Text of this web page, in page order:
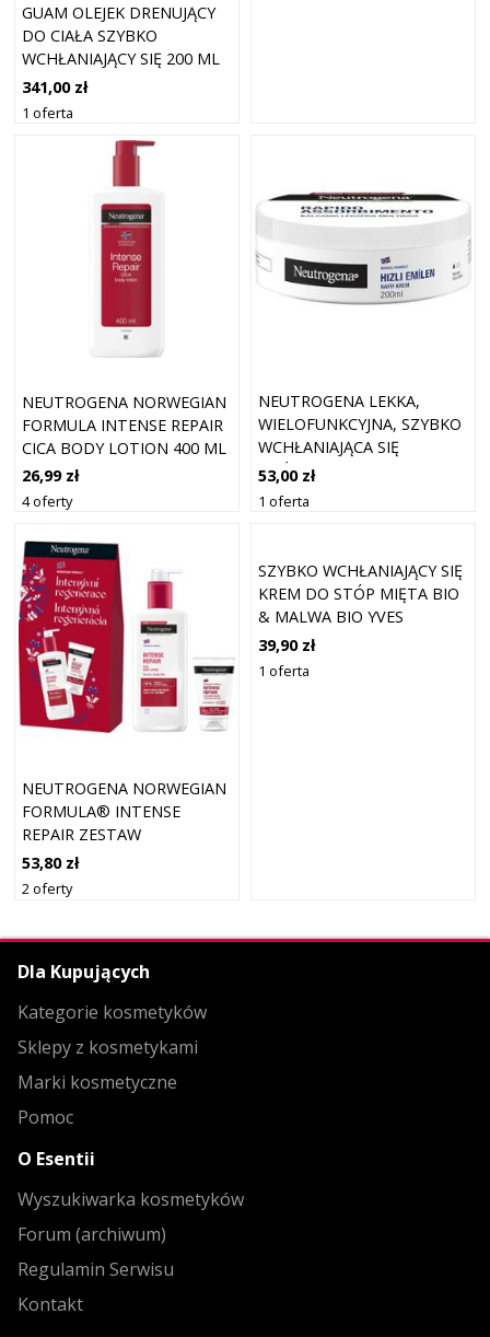
GUAM OLEJEK DRENUJĄCY
DO CIAŁA SZYBKO
WCHŁANIAJĄCY SIĘ 200 ML
341,00 zł
1 oferta
NEUTROGENA NORWEGIAN
FORMULA INTENSE REPAIR
CICA BODY LOTION 400 ML
26,99 zł
4 oferty
NEUTROGENA LEKKA,
WIELOFUNKCYJNA, SZYBKO
WCHŁANIAJĄCA SIĘ
ODŻYWKA 200 ML
53,00 zł
1 oferta
NEUTROGENA NORWEGIAN
FORMULA® INTENSE
REPAIR ZESTAW
UPOMINKOWY DO
NATYCHMIASTOWEJ
REGENERACJI
53,80 zł
2 oferty
SZYBKO WCHŁANIAJĄCY SIĘ
KREM DO STÓP MIĘTA BIO
& MALWA BIO YVES
ROCHER
39,90 zł
1 oferta
Dla Kupujących
Kategorie kosmetyków
Sklepy z kosmetykami
Marki kosmetyczne
Pomoc
O Esentii
Wyszukiwarka kosmetyków
Forum (archiwum)
Regulamin Serwisu
Kontakt